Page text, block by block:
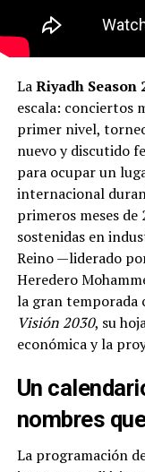
LaRiyadh Season
escala: conciertos
primer nivel,
nuevo y discutido
para ocupar un
internacional
primeros meses de
sostenidas en
Reino —liderado
Heredero
la gran temporada
Visión 2030, su
económica y la
Un
nombres
La programación